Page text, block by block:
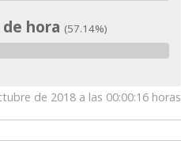
hora (57.14%)
de 2018 a las 00:00:16 horas